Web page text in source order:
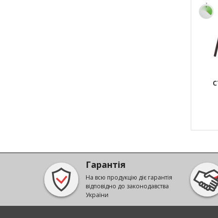
Гарантія
На всю продукцію діє гарантія
відповідно до законодавства
України